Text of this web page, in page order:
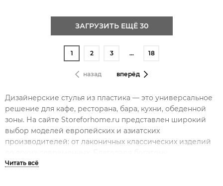
ЗАГРУЗИТЬ ЕЩЁ 30
назад
1 2 3 … 18
вперёд
Дизайнерские стулья из пластика — это универсальное
решение для кафе, ресторана, бара, кухни, обеденной
зоны. На сайте Storeforhome.ru представлен широкий
выбор моделей европейских и азиатских
производителей: от лаконичных классических изделий
ассортименту можно выбрать в Москве мебель для